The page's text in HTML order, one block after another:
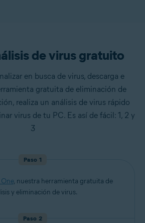
de virus gratuito
en busca de virus, descarga e
gratuita de eliminación de
realiza un análisis de virus rápido
virus de tu PC. Es así de fácil: 1, 2 y
3
Paso 1
, nuestra herramienta gratuita de
y eliminación de virus.
Paso 2